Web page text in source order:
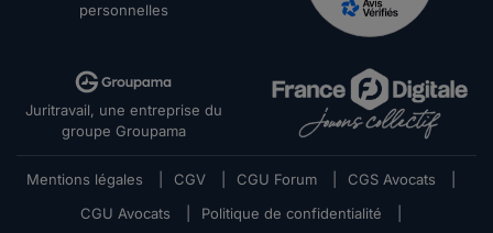
personnelles
Juritravail, une entreprise du
groupe Groupama
Mentions légales CGV CGU Forum CGS Avocats
CGU Avocats
Politique de confidentialité